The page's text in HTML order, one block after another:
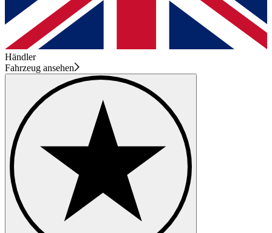
Händler
Fahrzeug ansehen